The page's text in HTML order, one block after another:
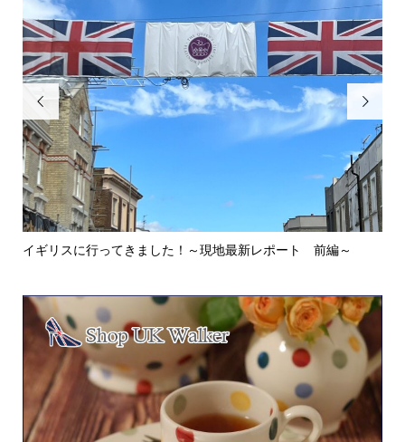

イギリスに行ってきました！～現地最新レポート 前編～
